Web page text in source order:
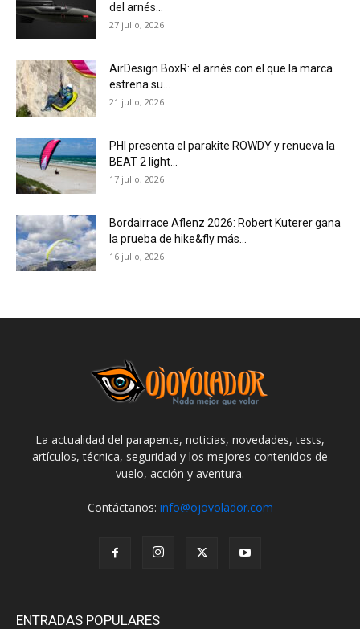
del arnés...
27 julio, 2026
AirDesign BoxR: el arnés con el que la marca
estrena su...
21 julio, 2026
PHI presenta el parakite ROWDY y renueva la
BEAT 2 light...
17 julio, 2026
Bordairrace Aflenz 2026: Robert Kuterer gana
la prueba de hike&fly más...
16 julio, 2026
La actualidad del parapente, noticias, novedades, tests,
artículos, técnica, seguridad y los mejores contenidos de
vuelo, acción y aventura.
Contáctanos: info@ojovolador.com
ENTRADAS POPULARES